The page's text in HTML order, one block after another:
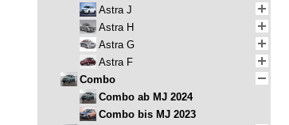
Astra J
Astra H
Astra G
Astra F
Combo
Combo ab MJ 2024
Combo bis MJ 2023